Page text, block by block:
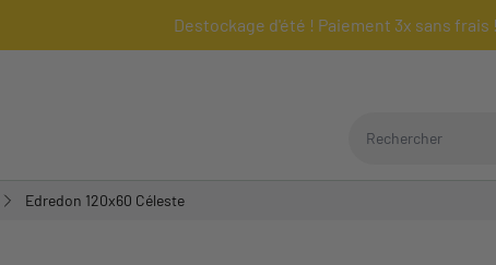
Destockage d'été ! Paiement 3x sans frais !
Edredon 120x60 Céleste